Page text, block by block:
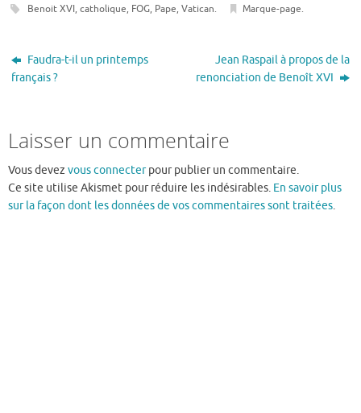
Benoit XVI, catholique, FOG, Pape, Vatican. Marque-page.
Faudra-t-il un printemps
français ?
Jean Raspail à propos de la
renonciation de Benoît XVI
Laisser un commentaire
Vous devez vous connecterpour publier un commentaire.
Ce site utilise Akismet pour réduire les indésirables. En savoir plus
sur la façon dont les données de vos commentaires sont traitées.